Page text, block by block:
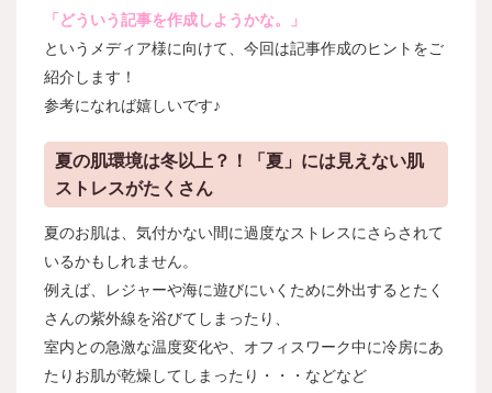
「どういう記事を作成しようかな。」
というメディア様に向けて、今回は記事作成のヒントをご
紹介します！
参考になれば嬉しいです♪
夏の肌環境は冬以上？！「夏」には見えない肌
ストレスがたくさん
夏のお肌は、気付かない間に過度なストレスにさらされて
いるかもしれません。
例えば、レジャーや海に遊びにいくために外出するとたく
さんの紫外線を浴びてしまったり、
室内との急激な温度変化や 、オフィスワーク中に冷房にあ
たりお肌が乾燥してしまったり・・・などなど